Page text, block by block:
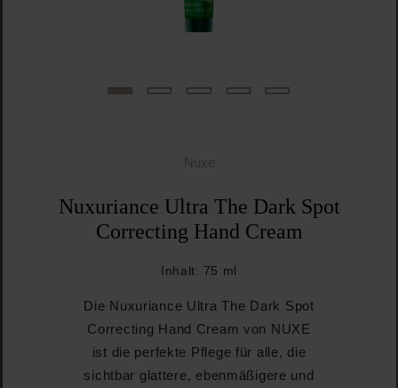
Nuxe
Nuxuriance Ultra The Dark Spot
Correcting Hand Cream
Inhalt: 75 ml
Die Nuxuriance Ultra The Dark Spot
Correcting Hand Cream von NUXE
ist die perfekte Pflege für alle, die
sichtbar glattere, ebenmäßigere und